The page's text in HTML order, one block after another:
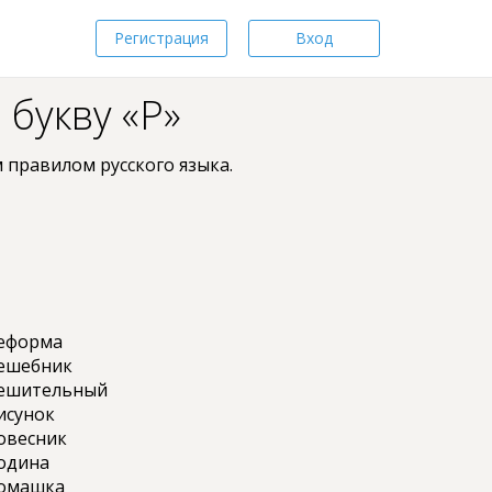
Регистрация Вход
«Р»
pyccкoгo языкa.